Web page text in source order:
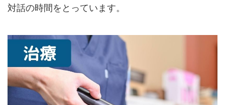
対話の時間をとっています。